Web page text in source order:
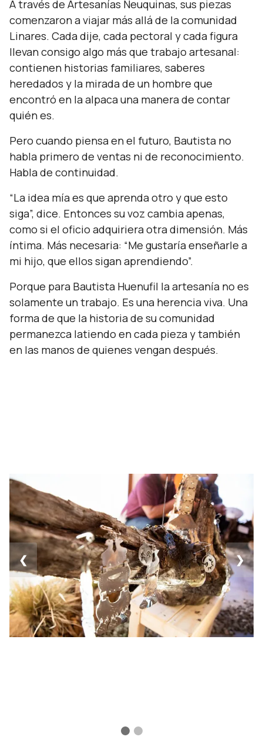
A través de Artesanías Neuquinas, sus piezas
comenzaron a viajar más allá de la comunidad
Linares. Cada dije, cada pectoral y cada figura
llevan consigo algo más que trabajo artesanal:
contienen historias familiares, saberes
heredados y la mirada de un hombre que
encontró en la alpaca una manera de contar
quién es.
Pero cuando piensa en el futuro, Bautista no
habla primero de ventas ni de reconocimiento.
Habla de continuidad.
“La idea mía es que aprenda otro y que esto
siga”, dice. Entonces su voz cambia apenas,
como si el oficio adquiriera otra dimensión. Más
íntima. Más necesaria: “Me gustaría enseñarle a
mi hijo, que ellos sigan aprendiendo”.
Porque para Bautista Huenufil la artesanía no es
solamente un trabajo. Es una herencia viva. Una
forma de que la historia de su comunidad
permanezca latiendo en cada pieza y también
en las manos de quienes vengan después.
❮ ❯